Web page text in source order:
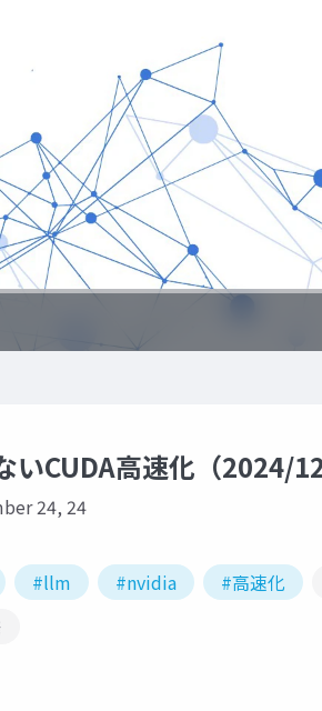
いCUDA高速化（2024/
24, 24
#llm #nvidia #高速化